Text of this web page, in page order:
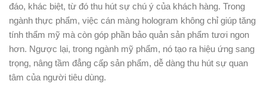
đáo, khác biệt, từ đó thu hút sự chú ý của khách hàng. Trong
ngành thực phẩm, việc cán màng hologram không chỉ giúp tăng
tính thẩm mỹ mà còn góp phần bảo quản sản phẩm tươi ngon
hơn. Ngược lại, trong ngành mỹ phẩm, nó tạo ra hiệu ứng sang
trọng, nâng tầm đẳng cấp sản phẩm, dễ dàng thu hút sự quan
tâm của người tiêu dùng.